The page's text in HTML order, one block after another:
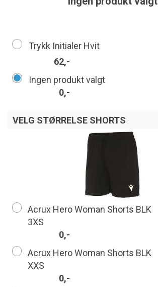
Trykk Initialer Hvit
62,-
Ingen produkt valgt
0,-
VELG STØRRELSE SHORTS
Acrux Hero Woman Shorts BLK
3XS
0,-
Acrux Hero Woman Shorts BLK
XXS
0,-